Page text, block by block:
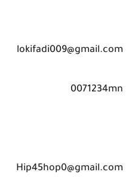
lokifadi009@gmail.com
0071234mn
Hip45hop0@gmail.com